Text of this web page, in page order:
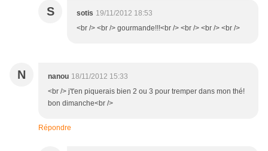
S sotis 19/11/2012 18:53
<br /> <br /> gourmande!!!<br /> <br /> <br /> <br />
N nanou 18/11/2012 15:33
<br /> j't'en piquerais bien 2 ou 3 pour tremper dans mon thé!
bon dimanche<br />
Répondre